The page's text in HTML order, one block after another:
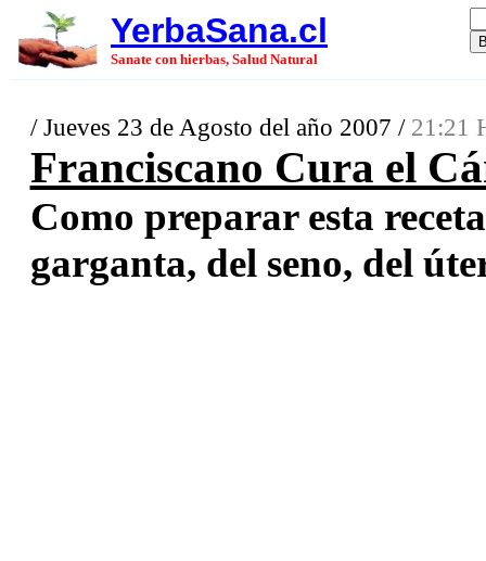
YerbaSana.cl
Sanate con hierbas, Salud Natural
/ Jueves 23 de Agosto del año 2007 / 21:21
Franciscano Cura el
Como preparar esta
garganta, del seno, del